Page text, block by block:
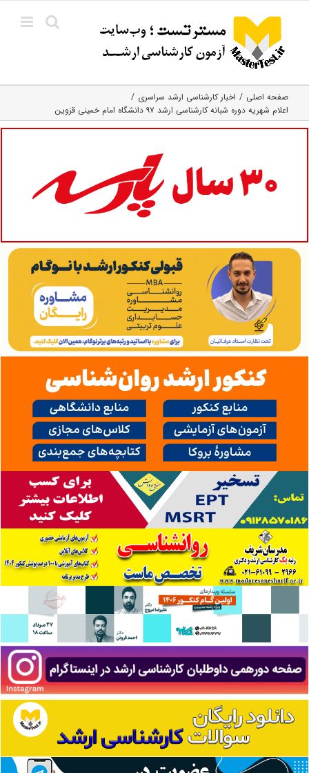
content
صفحه اصلی
اخبار کارشناسی ارشد سراسری
اعلام شهریه دوره شبانه کارشناسی ارشد ۹۷ دانشگاه امام خمینی قزوین